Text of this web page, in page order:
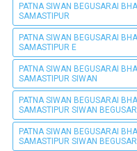
PATNA SIWAN BEGUSARAI
SAMASTIPUR
PATNA SIWAN BEGUSARAI
SAMASTIPUR E
PATNA SIWAN BEGUSARAI
SAMASTIPUR SIWAN
PATNA SIWAN BEGUSARAI
SAMASTIPUR SIWAN
PATNA SIWAN BEGUSARAI
SAMASTIPUR SIWAN